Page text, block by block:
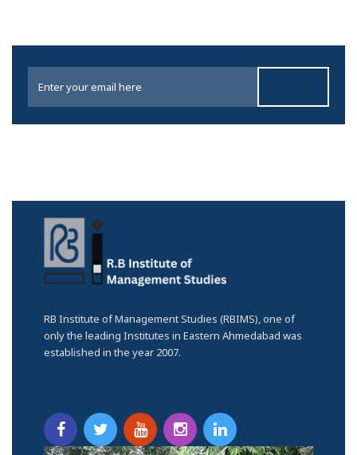
RB Institute of Management Studies (RBIMS), one of
only the leading Institutes in Eastern Ahmedabad was
established in the year 2007.